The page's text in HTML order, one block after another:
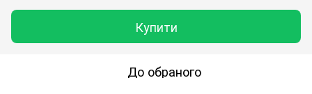
Купити
До обраного